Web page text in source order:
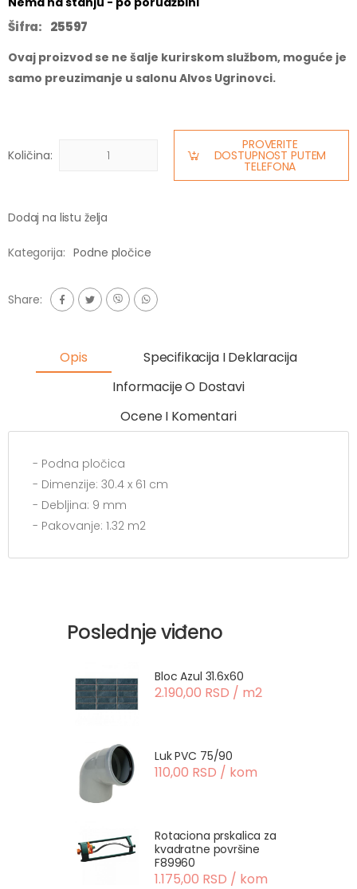
Šifra: 25597
Ovaj proizvod se ne šalje kurirskom službom, moguće je
samo preuzimanje u salonu Alvos Ugrinovci.
Količina:
PROVERITE
DOSTUPNOST PUTEM
TELEFONA
Dodaj na listu želja
Kategorija: Podne pločice
Share:
Opis
Specifikacija I Deklaracija
Informacije O Dostavi
Ocene I Komentari
- Podna pločica
- Dimenzije: 30.4 x 61 cm
- Debljina: 9 mm
- Pakovanje: 1.32 m2
Poslednje viđeno
Bloc Azul 31.6x60
2.190,00 RSD / m2
Luk PVC 75/90
110,00 RSD / kom
Rotaciona prskalica za
kvadratne površine
F89960
1.175,00 RSD / kom